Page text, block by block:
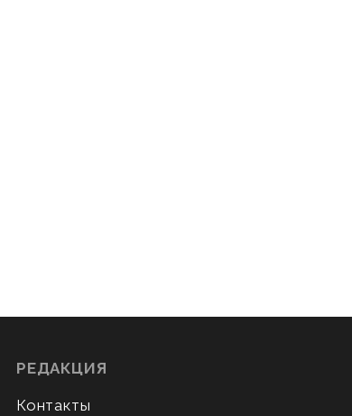
РЕДАКЦИЯ
Контакты